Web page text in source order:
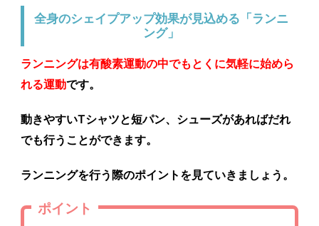
全身のシェイプアップ効果が見込める「ランニ
ング」
ランニングは有酸素運動の中でもとくに気軽に始めら
れる運動です。
動きやすいTシャツと短パン、シューズがあればだれ
でも行うことができます。
ランニングを行う際のポイントを見ていきましょう。
ポイント